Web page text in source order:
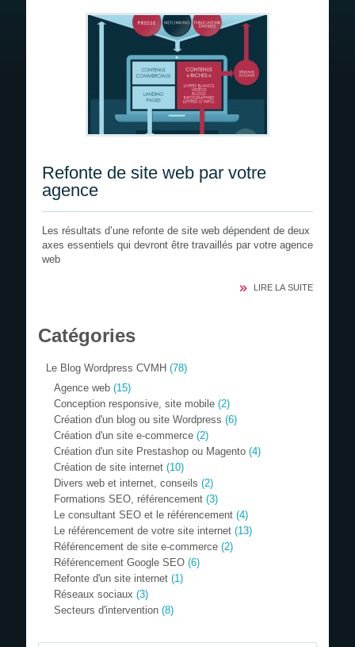
Refonte de site web par votre
agence
Les résultats d’une refonte de site web dépendent de deux
axes essentiels qui devront être travaillés par votre agence
web
LIRE LA SUITE
Catégories
Le Blog Wordpress CVMH (78)
Agence web (15)
Conception responsive, site mobile (2)
Création d'un blog ou site Wordpress (6)
Création d'un site e-commerce (2)
Création d'un site Prestashop ou Magento (4)
Création de site internet (10)
Divers web et internet, conseils (2)
Formations SEO, référencement (3)
Le consultant SEO et le référencement (4)
Le référencement de votre site internet (13)
Référencement de site e-commerce (2)
Référencement Google SEO (6)
Refonte d'un site internet (1)
Réseaux sociaux (3)
Secteurs d'intervention (8)